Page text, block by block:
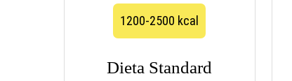
1200-2500 kcal
Dieta Standard